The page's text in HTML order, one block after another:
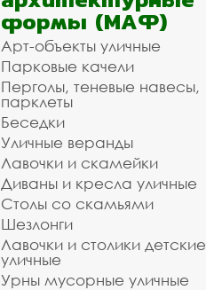
формы (МАФ)
Арт-объекты уличные
Парковые качели
Перголы, теневые навесы,
парклеты
Беседки
Уличные веранды
Лавочки и скамейки
Диваны и кресла уличные
Столы со скамьями
Шезлонги
Лавочки и столики детские
уличные
Урны мусорные уличные